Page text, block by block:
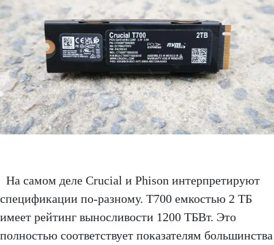
На самом деле Crucial и Phison интерпретируют
спецификации по-разному. T700 емкостью 2 ТБ
имеет рейтинг выносливости 1200 ТБВт. Это
полностью соответствует показателям большинства